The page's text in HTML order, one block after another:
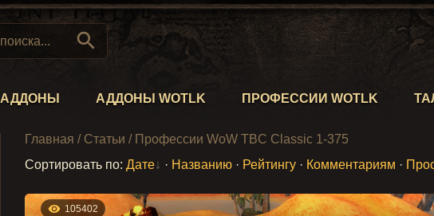

АДДОНЫ АДДОНЫ WOTLK ПРОФЕССИИ WOTLK
Главная / Статьи / Профессии WoW TBC Classic 1-375
Сортировать по: Дате · Названию · Рейтингу · Комментариям ·
 105402